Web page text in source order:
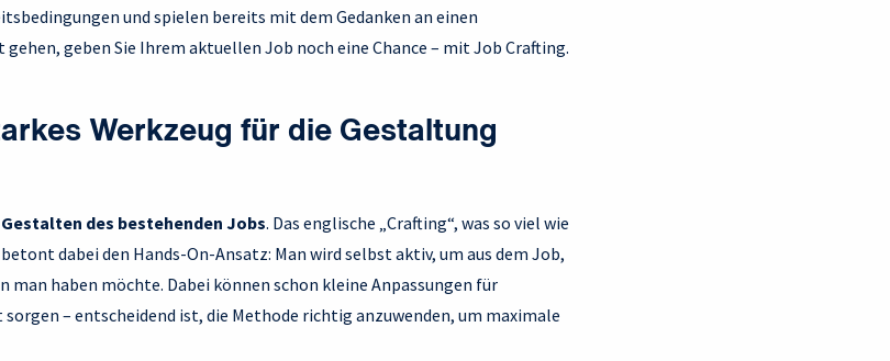
und spielen bereits mit dem Gedanken an einen
gehen, geben Sie Ihrem aktuellen Job noch eine Chance – mit Job Crafting.
Werkzeug für die Gestaltung
des bestehenden Jobs. Das englische „Crafting“, was so viel wie
dabei den Hands-On-Ansatz: Man wird selbst aktiv, um aus dem Job,
man haben möchte. Dabei können schon kleine Anpassungen für
– entscheidend ist, die Methode richtig anzuwenden, um maximale